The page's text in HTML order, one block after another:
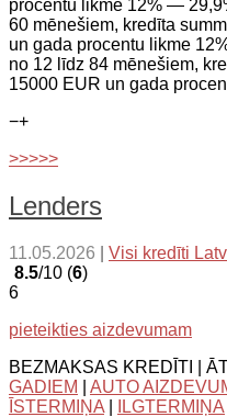
procentu likme 12% —
60 mēnešiem, kredīta
un gada procentu likme
no 12 līdz 84 mēnešiem,
15000 EUR un gada
−+
>>>>>
Lenders
11.05.2026 Visi kredīti
8.5/10 (6)
6
pieteikties aizdevumam
BEZMAKSAS KREDĪTI |
GADIEM
AUTO
ĪSTERMIŅA
ILGTERMIŅA